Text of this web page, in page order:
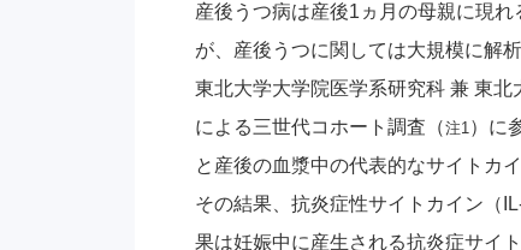
産後うつ病は産後1ヵ月の母親に現
が、産後うつに関しては大規模に解
東北大学大学院医学系研究科 兼 東
による三世代コホート調査（注1）に
と産後の血漿中の代表的なサイトカ
その結果、抗炎症性サイトカイン（
果は妊娠中に産生される抗炎症サイ